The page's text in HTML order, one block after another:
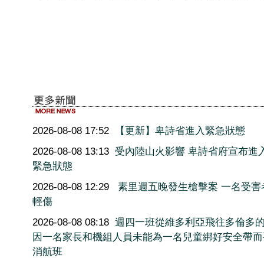
2026-08-08 17:52
【更新】卑詩省進入緊急狀態
2026-08-08 13:13 受內陸山火影響 卑詩省府宣布進
緊急狀態
2026-08-08 12:29
素里週五晚發生槍擊案 一名受害
輕傷
2026-08-08 08:18 週四一班從維多利亞飛往多倫多
因一名家長和機組人員未能為一名兒童綁好安全帶
消航班